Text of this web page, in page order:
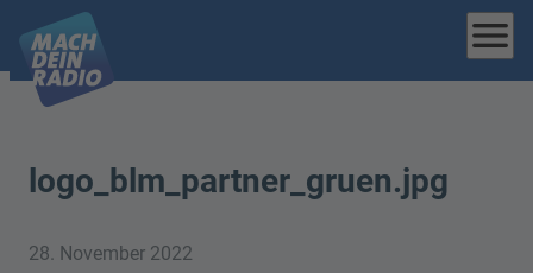
menu
logo_blm_partner_gruen.jpg
28. November 2022